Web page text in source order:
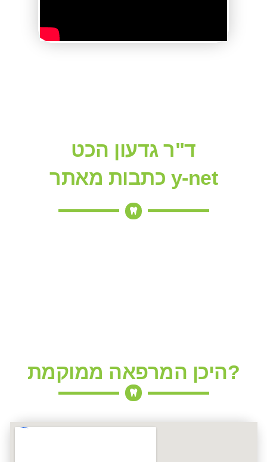
ד"ר גדעון הכט
כתבות מאתר y-net
היכן המרפאה ממוקמת?